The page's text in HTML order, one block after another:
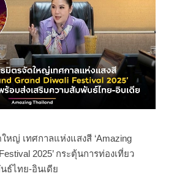
ญ่ เทศกาลแห่งแสงสี ‘Amazing
2025’ กระตุ้นการท่องเที่ยว
ธ์ไทย-อินเดีย